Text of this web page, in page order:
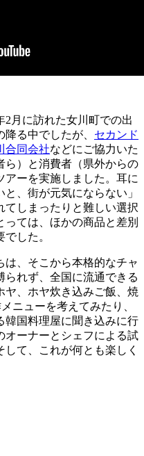
2月に訪れた女川町での出
る中でしたが、 セカンド
合同会社などにご協力いた
ら）と消費者（県外からの
ーを実施しました。耳に
、街が元気にならない」
てしまったりと難しい選択
ては、ほかの商品と差別
した。
は、そこから本格的なチャ
られず、全国に流通できる
ヤ、ホヤ炊き込みご飯、焼
ニューを考えてみたり、
韓国料理屋に聞き込みに行
オーナーとシェフによる試
て、これが何とも楽しく